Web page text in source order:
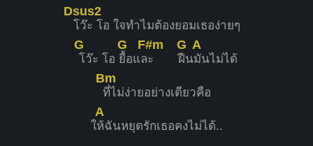
Dsus2
โว๊ะ โอ ใจทำไมต้องยอมเธอง่ายๆ
G
โว๊ะ โอ
G
ยื้อแล
F#m
ะ
G
ฝืน
A
มันไม่ได้
Bm
ที่ไม่ง่ายอย่างเดียวคือ
ใ
A
ห้ฉันหยุดรักเธอคงไม่ได้..